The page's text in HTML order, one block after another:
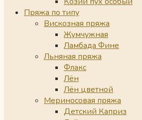
Пряжа по типу
Вискозная пряжа
Жумчужная
Ламбада Фине
Льняная пряжа
Флакс
Лён
Лён цветной
Мериносовая пряжа
Детский Каприз